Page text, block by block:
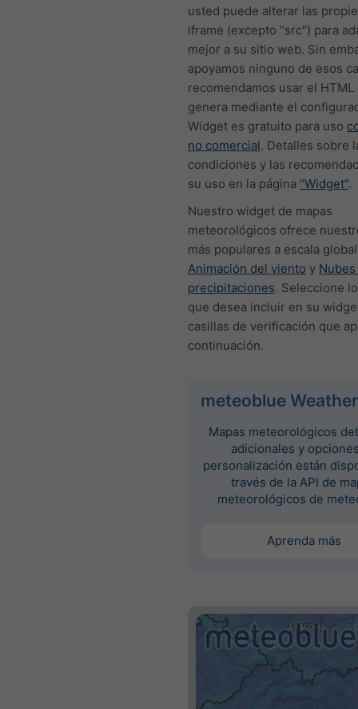
usted puede alterar las
iframe (excepto "src") para
mejor a su sitio web. Sin
apoyamos ninguno de esos
recomendamos usar el HTML
genera mediante el
Widget es gratuito para uso
no comercial. Detalles sobre
condiciones y las
su uso en la página "Widget".
Nuestro widget de mapas
meteorológicos ofrece
más populares a escala
Animación del viento y
precipitaciones. Seleccione
que desea incluir en su
casillas de verificación que
continuación.
meteoblue
Mapas meteorológicos
adicionales y
personalización están
través de la API de
meteorológicos de
Aprenda más